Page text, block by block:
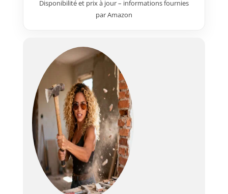
Disponibilité et prix à jour – informations fournies
par Amazon